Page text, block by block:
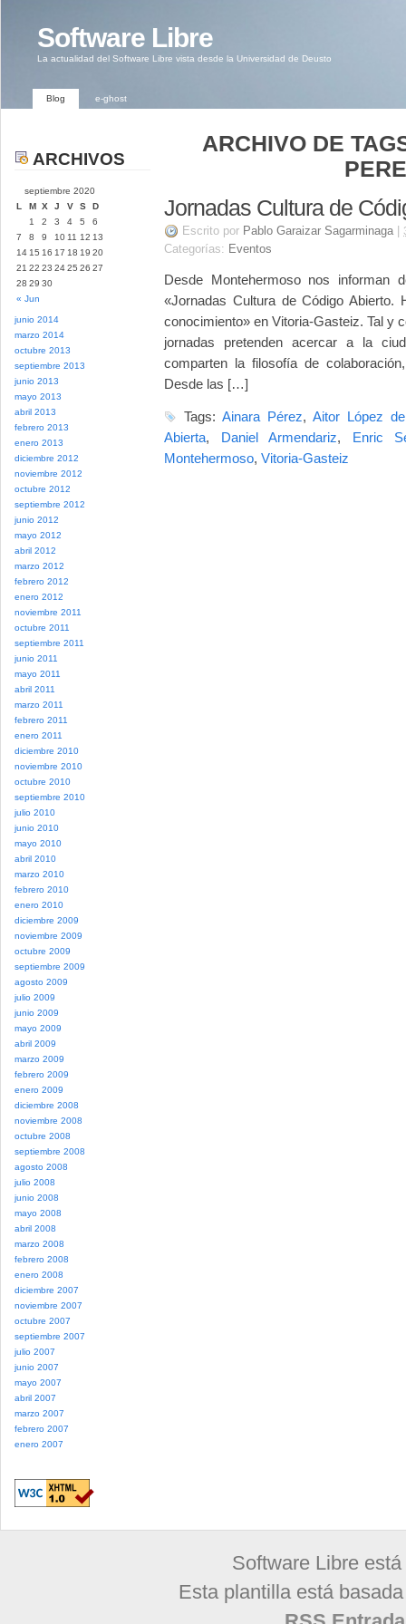
Software Libre
La actualidad del Software Libre vista desde la Universidad de Deusto
Blog e-ghost
ARCHIVOS
septiembre 2020
L
M X J V S D
« Jun
1 2 3 4 5
6
7
8 9 10 11 12 13
14 15 16 17 18 19 20
21 22 23 2425 26 27
28 29 30
junio 2014
marzo 2014
octubre 2013
septiembre 2013
junio 2013
mayo 2013
abril 2013
febrero 2013
enero 2013
diciembre 2012
noviembre 2012
octubre 2012
septiembre 2012
junio 2012
mayo 2012
abril 2012
marzo 2012
febrero 2012
enero 2012
noviembre 2011
octubre 2011
septiembre 2011
junio 2011
mayo 2011
abril 2011
marzo 2011
febrero 2011
enero 2011
diciembre 2010
noviembre 2010
octubre 2010
septiembre 2010
julio 2010
junio 2010
mayo 2010
abril 2010
marzo 2010
febrero 2010
enero 2010
diciembre 2009
noviembre 2009
octubre 2009
septiembre 2009
agosto 2009
julio 2009
junio 2009
mayo 2009
abril 2009
marzo 2009
febrero 2009
enero 2009
diciembre 2008
noviembre 2008
octubre 2008
septiembre 2008
agosto 2008
julio 2008
junio 2008
mayo 2008
abril 2008
marzo 2008
febrero 2008
enero 2008
diciembre 2007
noviembre 2007
octubre 2007
septiembre 2007
julio 2007
junio 2007
mayo 2007
abril 2007
marzo 2007
febrero 2007
enero 2007
ARCHIVO DE
Jornadas Cultura de
Escrito por Pablo Garaizar Sagarminaga
Categorías: Eventos
Desde Montehermoso nos
«Jornadas Cultura de Código
conocimiento» en Vitoria-Gasteiz. Tal y
jornadas pretenden acercar a la
comparten la filosofía de
Desde las […]
Tags: Ainara Pérez,Aitor López
Abierta, Daniel Armendariz, Enric
Montehermoso, Vitoria-Gasteiz
Software Libre
Esta plantilla está